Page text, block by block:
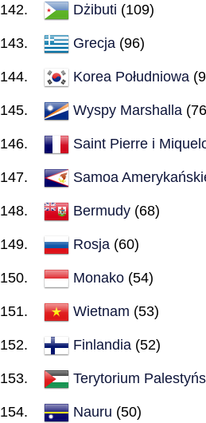
Dżibuti (109)
Grecja (96)
Korea Południowa
Wyspy Marshalla
Saint Pierre i
Samoa
Bermudy (68)
Rosja (60)
Monako (54)
Wietnam (53)
Finlandia (52)
Terytorium
Nauru (50)